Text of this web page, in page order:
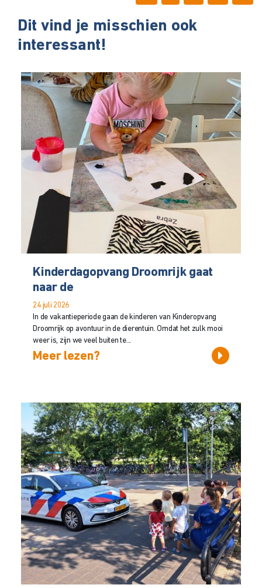
Dit vind je misschien ook
interessant!
Kinderdagopvang Droomrijk gaat
naar de
24 juli 2026
In de vakantieperiode gaan de kinderen van Kinderopvang
Droomrijk op avontuur in de dierentuin. Omdat het zulk mooi
weer is, zijn we veel buiten te...
Meer lezen?